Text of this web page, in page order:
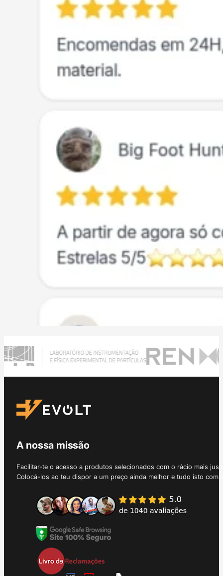
A nossa missão
Facilitar-te o acesso a produtos selecionados com o rácio mais
Colocá-los ao teu dispor a um preço ainda melhor e tudo isto